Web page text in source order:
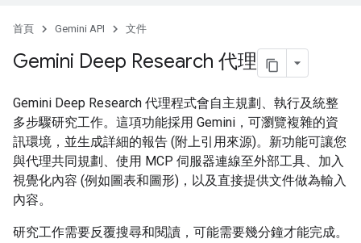
首頁 Gemini API 文件
Gemini Deep Research 代理
Gemini Deep Research 代理程式會自主規劃、執行及統整
多步驟研究工作。這項功能採用 Gemini，可瀏覽複雜的資
訊環境，並生成詳細的報告 (附上引用來源)。新功能可讓您
與代理共同規劃、使用 MCP 伺服器連線至外部工具、加入
視覺化內容 (例如圖表和圖形)，以及直接提供文件做為輸入
內容。
研究工作需要反覆搜尋和閱讀，可能需要幾分鐘才能完成。